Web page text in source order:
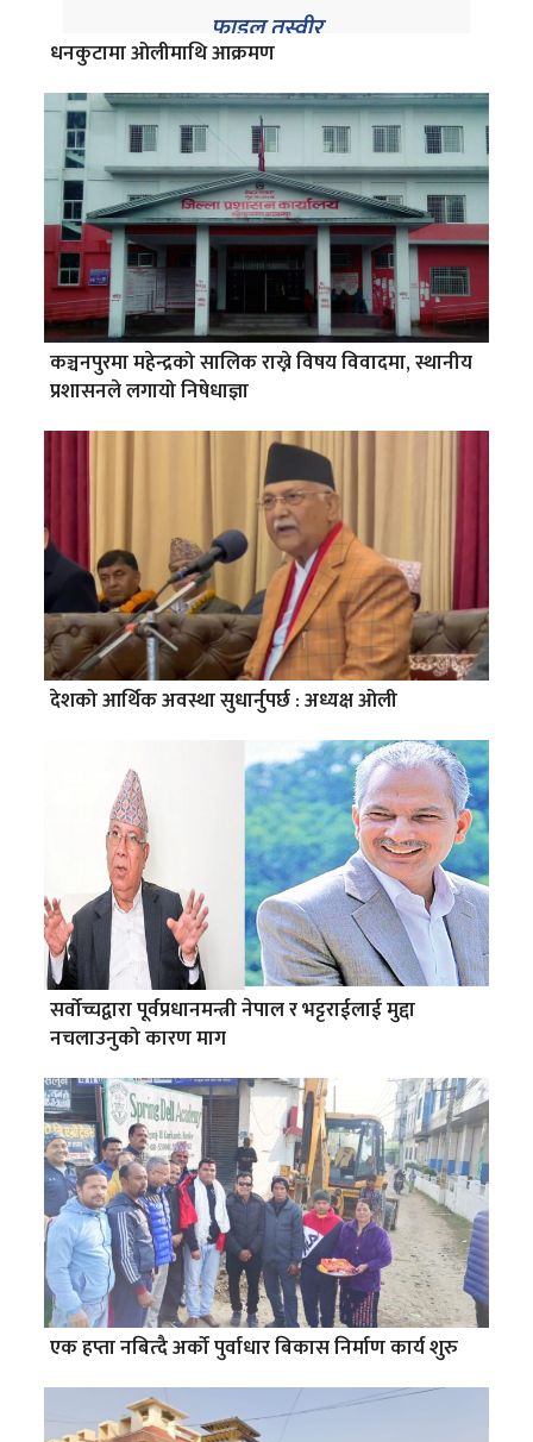
धनकुटामा ओलीमाथि आक्रमण
कञ्चनपुरमा महेन्द्रको सालिक राख्ने विषय विवादमा, स्थानीय
प्रशासनले लगायो निषेधाज्ञा
देशको आर्थिक अवस्था सुधार्नुपर्छ : अध्यक्ष ओली
सर्वोच्चद्वारा पूर्वप्रधानमन्त्री नेपाल र भट्टराईलाई मुद्दा
नचलाउनुको कारण माग
एक हप्ता नबित्दै अर्को पुर्वाधार बिकास निर्माण कार्य शुरु